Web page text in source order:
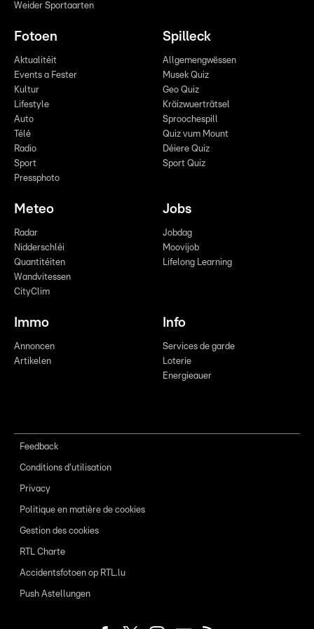
Weider Sportaarten
Fotoen
Aktualitéit
Events a Fester
Kultur
Lifestyle
Auto
Télé
Radio
Sport
Pressphoto
Spilleck
Allgemengwëssen
Musek Quiz
Geo Quiz
Kräizwuerträtsel
Sproochespill
Quiz vum Mount
Déiere Quiz
Sport Quiz
Meteo
Radar
Nidderschléi
Quantitéiten
Wandvitessen
CityClim
Jobs
Jobdag
Moovijob
Lifelong Learning
Immo
Annoncen
Artikelen
Info
Services de garde
Loterie
Energieauer
Feedback
Conditions d'utilisation
Privacy
Politique en matière de cookies
Gestion des cookies
RTL Charte
Accidentsfotoen op RTL.lu
Push Astellungen